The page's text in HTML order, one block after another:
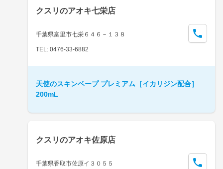
クスリのアオキ七栄店
千葉県富里市七栄６４６－１３８
TEL: 0476-33-6882
天使のスキンベープ プレミアム［イカリジン配合］
200mL
クスリのアオキ佐原店
千葉県香取市佐原イ３０５５